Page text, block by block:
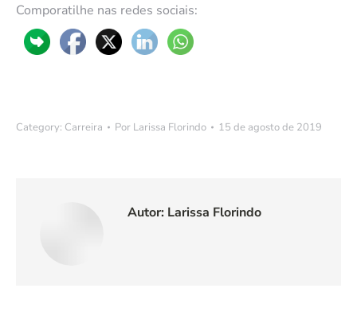
Comporatilhe nas redes sociais:
Category: Carreira Por Larissa Florindo 15 de agosto de 2019
Autor: Larissa Florindo